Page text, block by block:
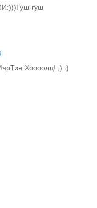
гуш
Хоооолц! ;) :)